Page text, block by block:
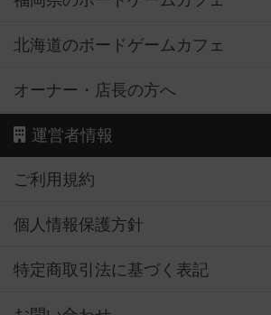
北海道のボードゲームカフェ
オーナー・店長の方へ
運営者情報
ご利用規約
個人情報保護方針
特定商取引法に基づく表記